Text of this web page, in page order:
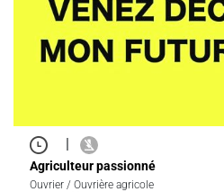
|
Agriculteur passionné
Ouvrier / Ouvrière agricole